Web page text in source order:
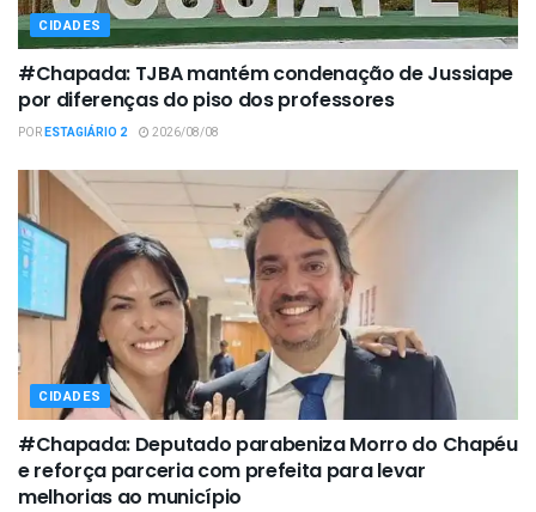
CIDADES
#Chapada: TJBA mantém condenação de Jussiape
por diferenças do piso dos professores
PORESTAGIÁRIO 2 2026/08/08
CIDADES
#Chapada: Deputado parabeniza Morro do Chapéu
e reforça parceria com prefeita para levar
melhorias ao município